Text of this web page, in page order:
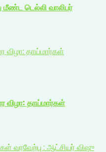
மீண்ட டெல்லி வாலிபர்
விழா: தாய்மார்கள்
விழா: தாய்மார்கள்
வரவேற்பு : ஆட்சியர் விஷு